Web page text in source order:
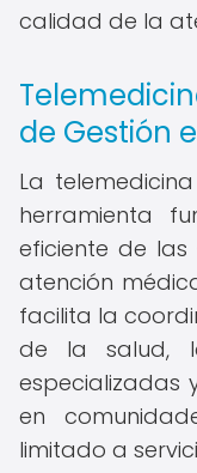
calidad de la
de Gestión
La
herramienta
eficiente de las
atención
facilita la
de la salud,
especializadas
en
limitado a